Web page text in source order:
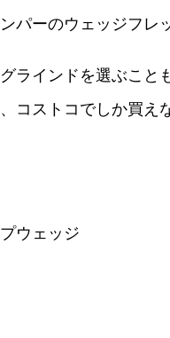
パーのウェッジフレ
ラインドを選ぶこ
コストコでしか買え
ウェッジ